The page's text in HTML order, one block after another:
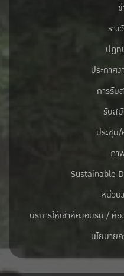
รา
ปฎิทิ
ประกาศ
การรับ
รับส
ประชุม
ภา
Sustainable
หน่วย
บริการให้เช่าห้องอบรม /
นโยบาย